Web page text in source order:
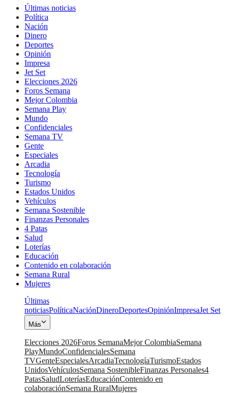
Últimas noticias
Política
Nación
Dinero
Deportes
Opinión
Impresa
Jet Set
Elecciones 2026
Foros Semana
Mejor Colombia
Semana Play
Mundo
Confidenciales
Semana TV
Gente
Especiales
Arcadia
Tecnología
Turismo
Estados Unidos
Vehículos
Semana Sostenible
Finanzas Personales
4 Patas
Salud
Loterías
Educación
Contenido en colaboración
Semana Rural
Mujeres
Últimas
noticiasPolíticaNaciónDineroDeportesOpiniónImpresaJet Set
Más
Elecciones 2026Foros SemanaMejor ColombiaSemana
PlayMundoConfidencialesSemana
TVGenteEspecialesArcadiaTecnologíaTurismoEstados
UnidosVehículosSemana SostenibleFinanzas Personales4
PatasSaludLoteríasEducaciónContenido en
colaboraciónSemana RuralMujeres